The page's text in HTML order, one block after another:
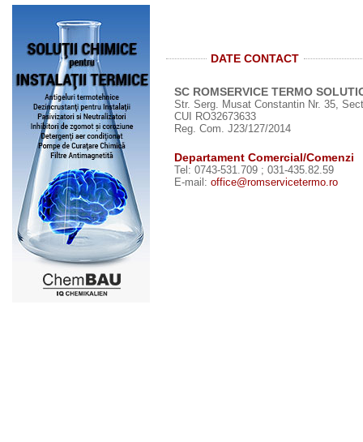
DATE CONTACT
SC ROMSERVICE TERMO
Str. Serg. Musat Constantin Nr. 35,
CUI RO32673633
Reg. Com. J23/127/2014
Departament Comercial/Comenzi
Tel: 0743-531.709 ; 031-435.82.59
E-mail: office@romservicetermo.ro